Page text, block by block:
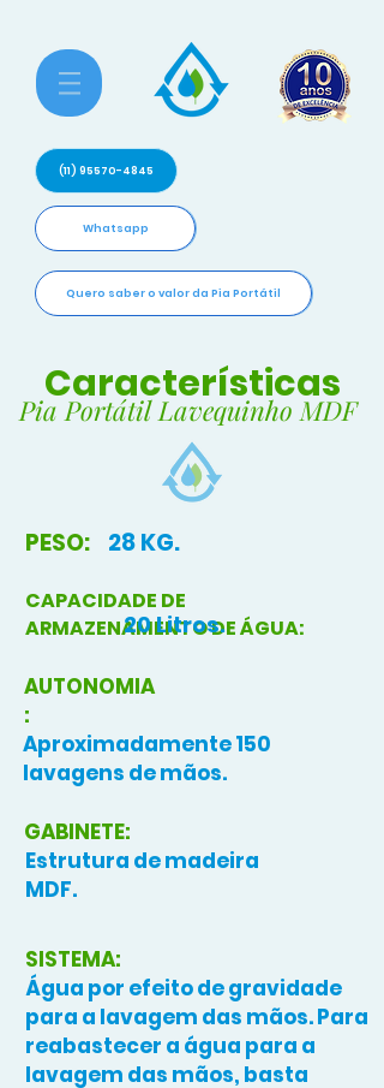
(11) 95570-4845
Whatsapp
Quero saber o valor da Pia Portátil
Características
Pia Portátil Lavequinho MDF
PESO: 28 KG.
CAPACIDADE DE
ARMAZENAMENTO DE ÁGUA:
20 Litros.
AUTONOMIA
:
Aproximadamente 150
lavagens de mãos.
GABINETE:
Estrutura de madeira
MDF.
SISTEMA:
Água por efeito de gravidade
para a lavagem das mãos. Para
reabastecer a água para a
lavagem das mãos, basta